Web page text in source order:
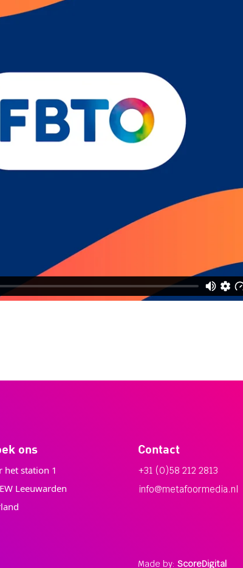
ons
het station 1
Leeuwarden
Contact
+31 (0)58 212 2813
info@metafoormedia.nl
Made by: ScoreDigital